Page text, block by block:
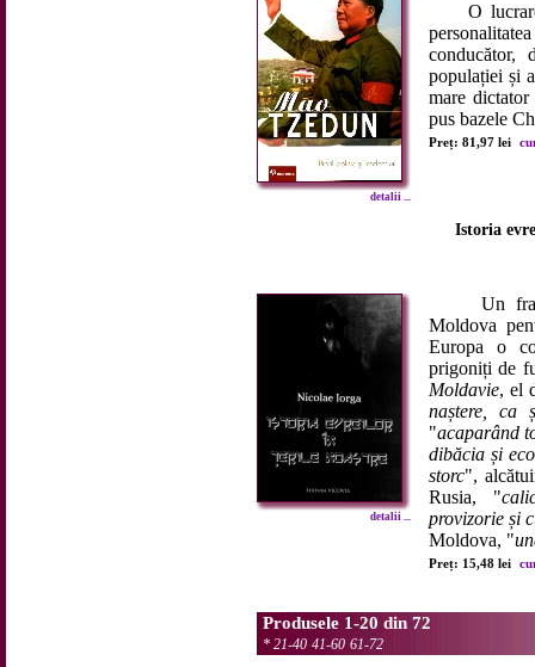
detalii ...
O lucrare
conducător,
populației și
mare
pus bazele
Preț: 81,97 lei
Istoria
detalii ...
Un
Moldova
Europa o
prigoniți de
Moldavie, el
naștere, ca
"acaparând
dibăcia și
storc",
Rusia, "
provizorie și
Moldova, "
Preț: 15,48 lei
Produsele 1-20 din 72
* 21-40 41-60 61-72